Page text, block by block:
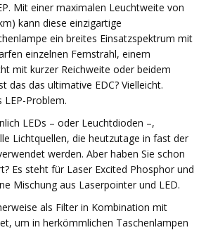
Mit einer maximalen Leuchtweite von
kann diese einzigartige
ein breites Einsatzspektrum mit
einzelnen Fernstrahl, einem
mit kurzer Reichweite oder beidem
das das ultimative EDC? Vielleicht.
Problem.
LEDs – oder Leuchtdioden –,
Lichtquellen, die heutzutage in fast der
werden. Aber haben Sie schon
Es steht für Laser Excited Phosphor und
Mischung aus Laserpointer und LED.
als Filter in Kombination mit
um in herkömmlichen Taschenlampen